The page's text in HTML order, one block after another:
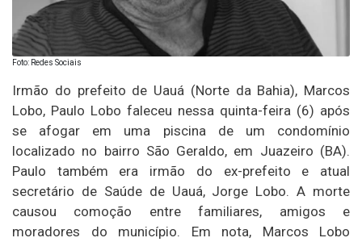
Foto: Redes Sociais
Irmão do prefeito de Uauá (Norte da Bahia), Marcos
Lobo, Paulo Lobo faleceu nessa quinta-feira (6) após
se afogar em uma piscina de um condomínio
localizado no bairro São Geraldo, em Juazeiro (BA).
Paulo também era irmão do ex-prefeito e atual
secretário de Saúde de Uauá, Jorge Lobo. A morte
causou comoção entre familiares, amigos e
moradores do município. Em nota, Marcos Lobo